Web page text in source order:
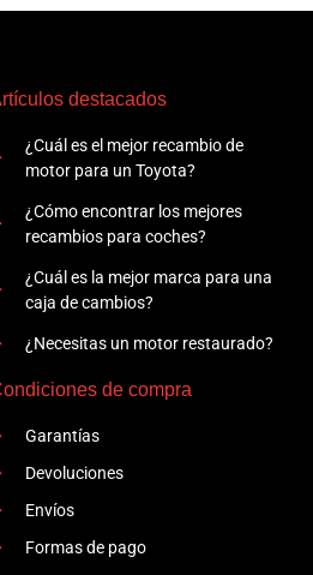
destacados
¿Cuál es el mejor recambio de
motor para un Toyota?
¿Cómo encontrar los mejores
recambios para coches?
¿Cuál es la mejor marca para una
caja de cambios?
¿Necesitas un motor restaurado?
de compra
Garantías
Devoluciones
Envíos
Formas de pago